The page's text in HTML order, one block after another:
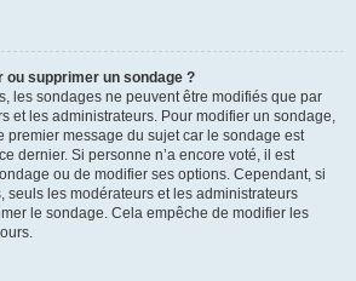
supprimer un sondage ?
les sondages ne peuvent être modifiés que par
et les administrateurs. Pour modifier un sondage,
premier message du sujet car le sondage est
dernier. Si personne n’a encore voté, il est
ou de modifier ses options. Cependant, si
seuls les modérateurs et les administrateurs
le sondage. Cela empêche de modifier les